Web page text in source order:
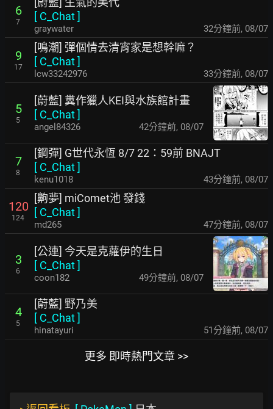
6
7
[ C_Chat]
graywater 32分鐘前, 08/07
9
17
[鳴潮] 彈個情去清宵家是想幹嘛？
[ C_Chat]
lcw33242976 33分鐘前, 08/07
5
5
[蔚藍] 糞作獵人KEI與水族館計畫
[ C_Chat]
angel84326 42分鐘前, 08/07
7
8
[鋼彈] G世代永恆 8/7 22：59前 BNAJT
[ C_Chat]
kenu1018 43分鐘前, 08/07
120
124
[齁夢] miComet池 發錢
[ C_Chat]
md265 47分鐘前, 08/07
3
6
[公連] 今天是克蘿伊的生日
[ C_Chat]
coon182 49分鐘前, 08/07
4
5
[蔚藍] 野乃美
[ C_Chat]
hinatayuri 51分鐘前, 08/07
更多 即時熱門文章 >>